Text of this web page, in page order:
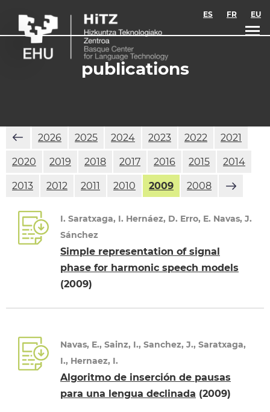
ES FR EU
publications
2026 2025 2024 2023 2022 2021
2020 2019 2018 2017 2016 2015 2014
2013 2012 2011 2010 2009 2008
I. Saratxaga, I. Hernáez, D. Erro, E. Navas, J.
Sánchez
Simple representation of signal
phase for harmonic speech models
(2009)
Navas, E., Sainz, I., Sanchez, J., Saratxaga,
I., Hernaez, I.
Algoritmo de inserción de pausas
para una lengua declinada (2009)